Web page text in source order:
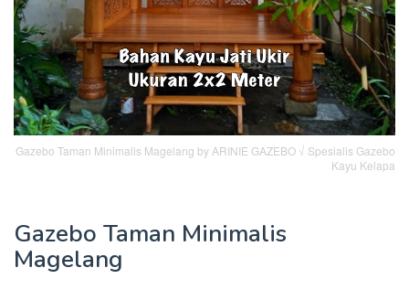
Gazebo Taman Minimalis Magelang by ARINIE GAZEBO √ Spesialis Gazebo
Kayu Kelapa
Gazebo Taman Minimalis
Magelang